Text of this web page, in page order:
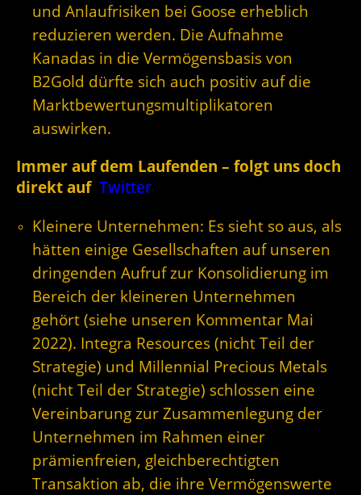
und Anlaufrisiken bei Goose erheblich
reduzieren werden. Die Aufnahme
Kanadas in die Vermögensbasis von
B2Gold dürfte sich auch positiv auf die
Marktbewertungsmultiplikatoren
auswirken.
Immer auf dem Laufenden – folgt uns doch
direkt auf Twitter
Kleinere Unternehmen: Es sieht so aus, als
hätten einige Gesellschaften auf unseren
dringenden Aufruf zur Konsolidierung im
Bereich der kleineren Unternehmen
gehört (siehe unseren Kommentar Mai
2022). Integra Resources (nicht Teil der
Strategie) und Millennial Precious Metals
(nicht Teil der Strategie) schlossen eine
Vereinbarung zur Zusammenlegung der
Unternehmen im Rahmen einer
prämienfreien, gleichberechtigten
Transaktion ab, die ihre Vermögenswerte